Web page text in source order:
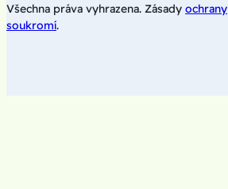
Všechna práva vyhrazena. Zásady ochrany
soukromí.